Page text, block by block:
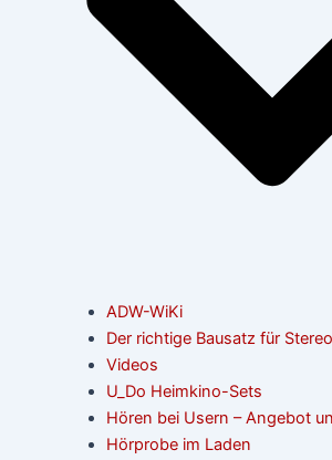
ADW-WiKi
Der richtige Bausatz für
Videos
U_Do Heimkino-Sets
Hören bei Usern – Angebot
Hörprobe im Laden